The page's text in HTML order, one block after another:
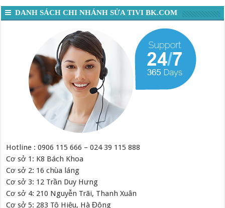
DANH SÁCH CHI NHÁNH SỬA TIVI BK.COM
Hotline : 0906 115 666 – 024 39 115 888
Cơ sở 1: K8 Bách Khoa
Cơ sở 2: 16 chùa láng
Cơ sở 3: 12 Trần Duy Hưng
Cơ sở 4: 210 Nguyễn Trãi, Thanh Xuân
Cơ sở 5: 283 Tô Hiệu, Hà Đông